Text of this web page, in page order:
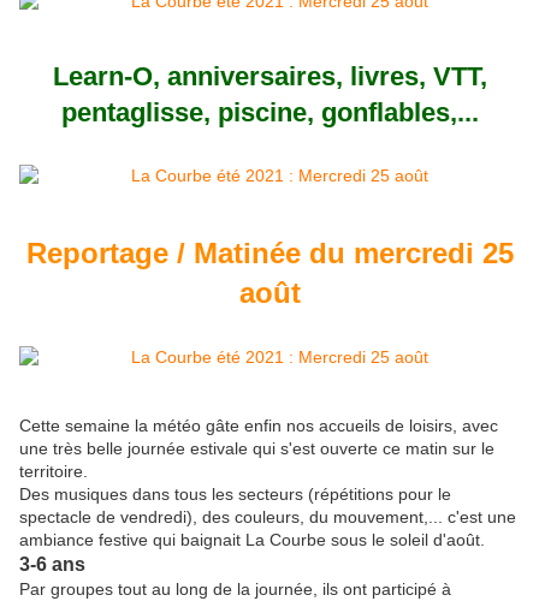
Learn-O, anniversaires, livres, VTT,
pentaglisse, piscine, gonflables,...
Reportage / Matinée du mercredi 25
août
Cette semaine la météo gâte enfin nos accueils de loisirs, avec
une très belle journée estivale qui s'est ouverte ce matin sur le
territoire.
Des musiques dans tous les secteurs (répétitions pour le
spectacle de vendredi), des couleurs, du mouvement,... c'est une
ambiance festive qui baignait La Courbe sous le soleil d'août.
3-6 ans
Par groupes tout au long de la journée, ils ont participé à